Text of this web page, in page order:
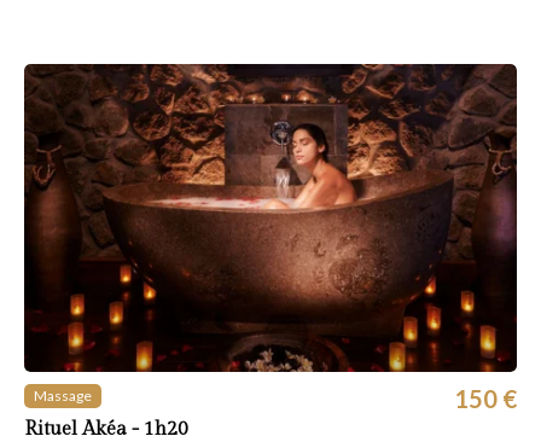
Massage
Rituel Akéa - 1h20
150 €